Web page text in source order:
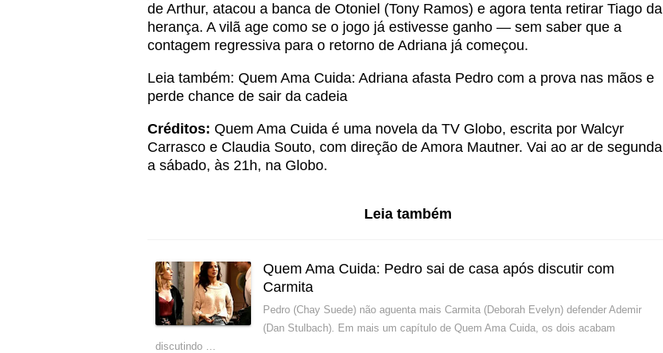
de Arthur, atacou a banca de Otoniel (Tony Ramos) e agora tenta retirar Tiago da
herança. A vilã age como se o jogo já estivesse ganho — sem saber que a
contagem regressiva para o retorno de Adriana já começou.
Leia também: Quem Ama Cuida: Adriana afasta Pedro com a prova nas mãos e
perde chance de sair da cadeia
Créditos: Quem Ama Cuida é uma novela da TV Globo, escrita por Walcyr
Carrasco e Claudia Souto, com direção de Amora Mautner. Vai ao ar de segunda
a sábado, às 21h, na Globo.
Leia também
Quem Ama Cuida: Pedro sai de casa após discutir com
Carmita
Pedro (Chay Suede) não aguenta mais Carmita (Deborah Evelyn) defender Ademir
(Dan Stulbach). Em mais um capítulo de Quem Ama Cuida, os dois acabam
discutindo …